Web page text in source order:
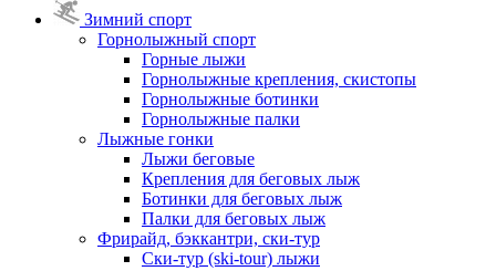
Зимний спорт
Горнолыжный спорт
Горные лыжи
Горнолыжные крепления, скистопы
Горнолыжные ботинки
Горнолыжные палки
Лыжные гонки
Лыжи беговые
Крепления для беговых лыж
Ботинки для беговых лыж
Палки для беговых лыж
Фрирайд, бэккантри, ски-тур
Ски-тур (ski-tour) лыжи